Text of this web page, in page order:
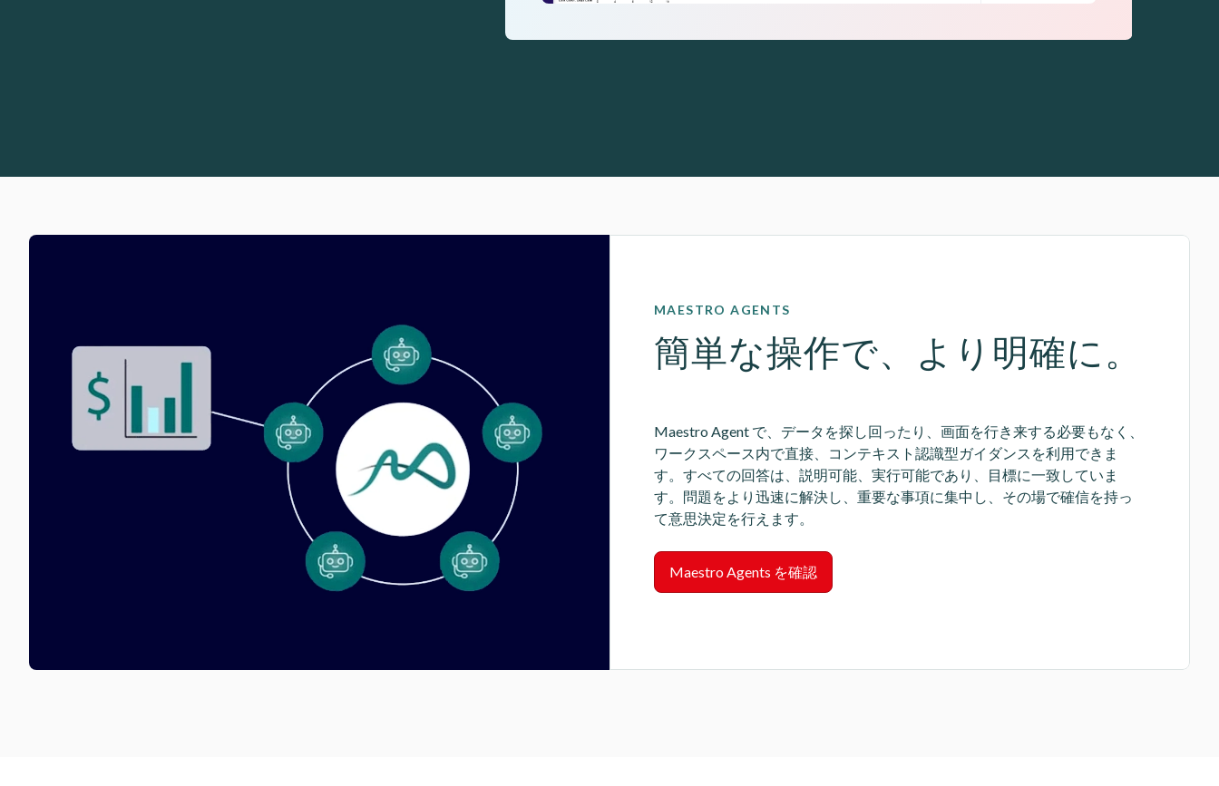
MAESTRO AGENTS
簡単な操作で、より明確に。
Maestro Agent で、データを探し回ったり、画面を行き来する必要もなく、
ワークスペース内で直接、コンテキスト認識型ガイダンスを利用できま
す。すべての回答は、説明可能、実行可能であり、目標に一致していま
す。問題をより迅速に解決し、重要な事項に集中し、その場で確信を持っ
て意思決定を行えます。
Maestro Agents を確認